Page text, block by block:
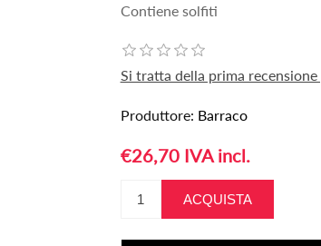
Contiene solfiti
Si tratta della prima
Produttore: Barraco
€26,70 IVA incl.